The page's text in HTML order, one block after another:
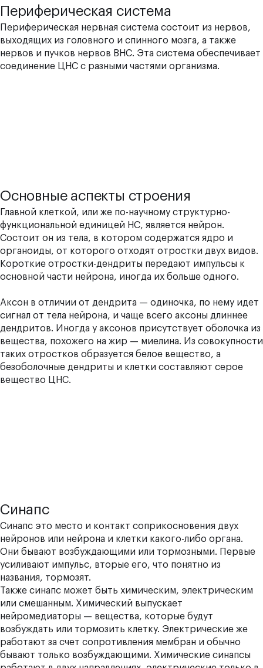
Периферическая система
Периферическая нервная система состоит из нервов,
выходящих из головного и спинного мозга, а также
нервов и пучков нервов ВНС. Эта система обеспечивает
соединение ЦНС с разными частями организма.
Основные аспекты строения
Главной клеткой, или же по-научному структурно-
функциональной единицей НС, является нейрон.
Состоит он из тела, в котором содержатся ядро и
органоиды, от которого отходят отростки двух видов.
Короткие отростки-дендриты передают импульсы к
основной части нейрона, иногда их больше одного.
Аксон в отличии от дендрита — одиночка, по нему идет
сигнал от тела нейрона, и чаще всего аксоны длиннее
дендритов. Иногда у аксонов присутствует оболочка из
вещества, похожего на жир — миелина. Из совокупности
таких отростков образуется белое вещество, а
безоболочные дендриты и клетки составляют серое
вещество ЦНС.
Синапс
Синапс это место и контакт соприкосновения двух
нейронов или нейрона и клетки какого-либо органа.
Они бывают возбуждающими или тормозными. Первые
усиливают импульс, вторые его, что понятно из
названия, тормозят.
Также синапс может быть химическим, электрическим
или смешанным. Химический выпускает
нейромедиаторы — вещества, которые будут
возбуждать или тормозить клетку. Электрические же
работают за счет сопротивления мембран и обычно
бывают только возбуждающими. Химические синапсы